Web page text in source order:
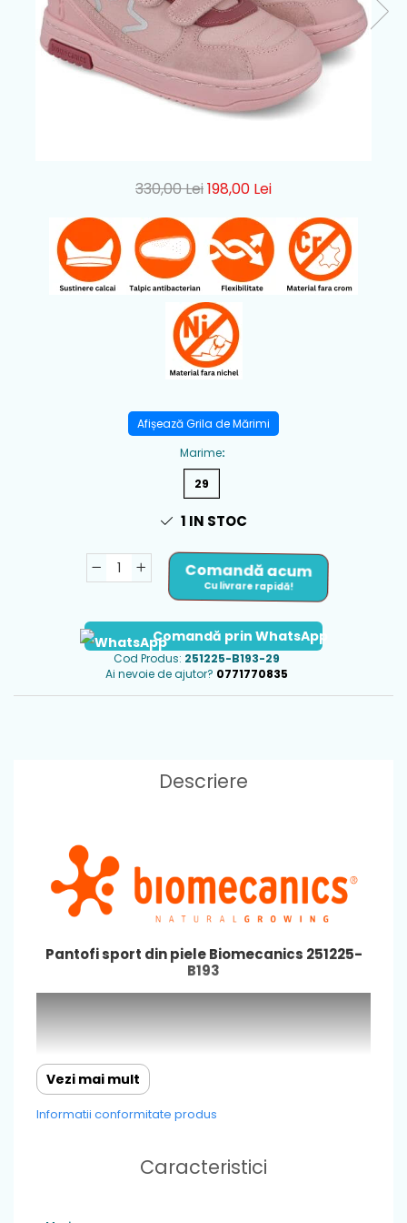
330,00 Lei198,00 Lei
Afișează Grila de Mărimi
Marime:
29
1 IN STOC
Comandă acum
Cu livrare rapidă!
Comandă prin WhatsApp
Cod Produs: 251225-B193-29
Ai nevoie de ajutor? 0771770835
Descriere
Pantofi sport din piele Biomecanics 251225-
B193
Vezi mai mult
Informatii conformitate produs
Caracteristici